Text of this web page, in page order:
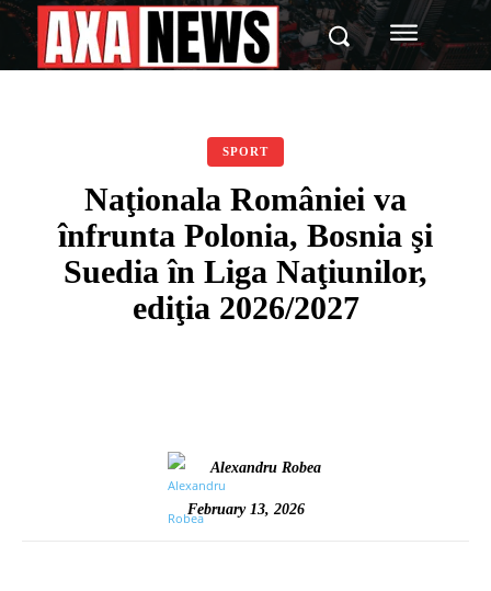
SPORT
Naţionala României va
înfrunta Polonia, Bosnia şi
Suedia în Liga Naţiunilor,
ediţia 2026/2027
Alexandru Robea
February 13, 2026